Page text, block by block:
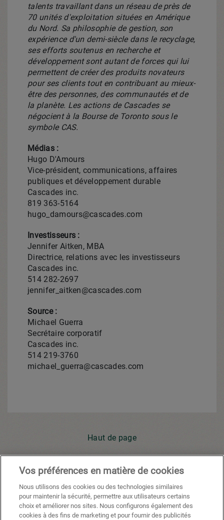
talents travaillant dans un réseau de près de
70 unités d'exploitation situées en Amérique
du Nord. Sa philosophie de gestion, son
expérience d'un demi-siècle dans le recyclage,
ses efforts soutenus en recherche et
développement sont autant de forces qui lui
permettent de créer des produits novateurs
pour ses clients tout en contribuant au mieux-
être des personnes, des communautés et de
la planète. Les actions de Cascades se
négocient à la Bourse de Torontosous le
symbole CAS.
Médias :
Hugo D'Amours
Vice-président, communications, affaires
publiques et développement durable
Cascades inc.
819 363-5164
hugo_damours@cascades.com
Investisseurs :
Jennifer Aitken, MBA
Directrice, relations avec les investisseurs
Cascades inc.
514 282-2697
jennifer_aitken@cascades.com
Source :
Michael Guerra
Secrétaire corporatif
Cascades inc.
514 219-3760
michael_guerra@cascades.com
Haut de page
Youtube FacebookX Instagram
Vos préférences en matière de cookies
Nous utilisons des cookies ou des technologies similaires
pour maintenir la sécurité, permettre aux utilisateurs certains
choix et améliorer nos sites. Nous configurons également des
cookies à des fins de marketing et pour fournir des publicités